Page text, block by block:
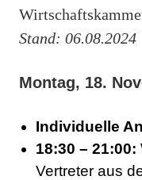
Stand:
Montag, 18.
Individuelle
18:30 – 21:00:
Vertreter aus